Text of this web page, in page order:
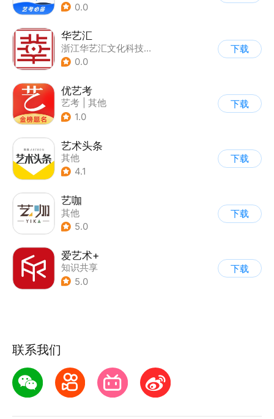
0.0
华艺汇
浙江华艺汇文化科技有限公司
0.0
下载
优艺考
艺考
其他
1.0
下载
艺术头条
其他
4.1
下载
艺咖
其他
5.0
下载
爱艺术+
知识共享
5.0
下载
联系我们